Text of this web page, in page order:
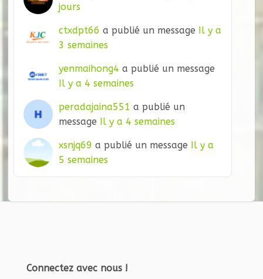
jours
ctxdpt66 a publié un message Il y a
3 semaines
yenmaihong4 a publié un message
Il y a 4 semaines
peradajaina551 a publié un
message Il y a 4 semaines
xsnjq69 a publié un message Il y a
5 semaines
Connectez avec nous !